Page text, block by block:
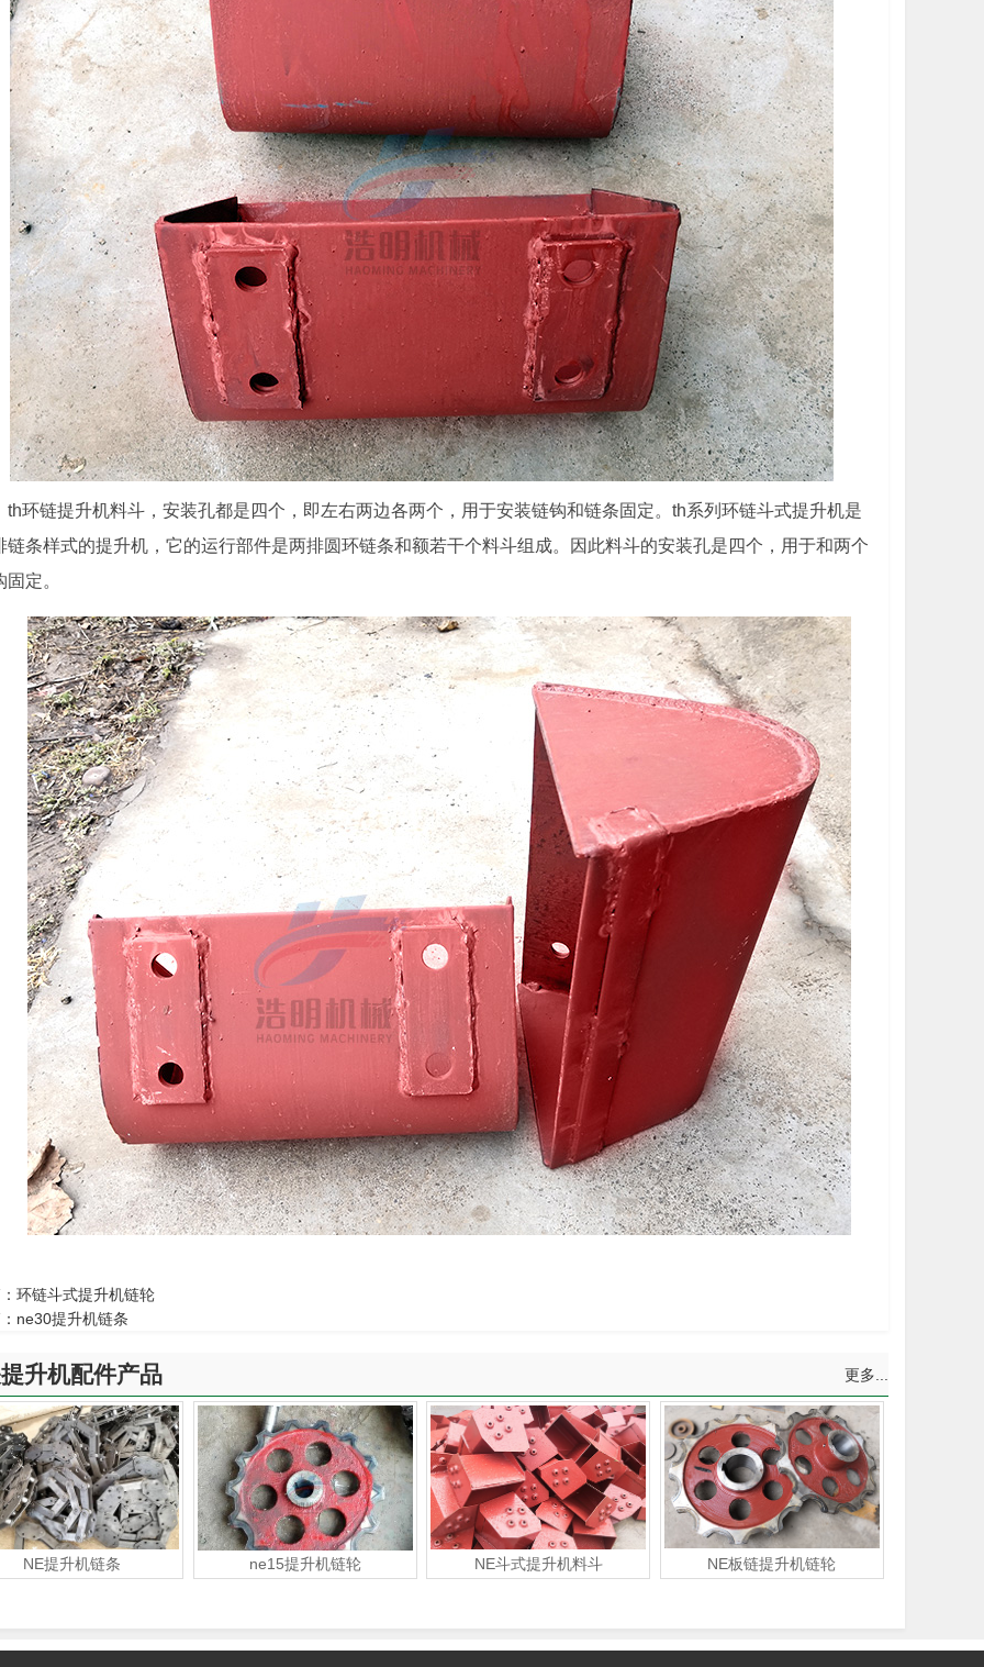
th环链提升机料斗，安装孔都是四个，即左右两边各两个，用于安装链钩和链条固定。th系列环链斗式提升机是
链条样式的提升机，它的运行部件是两排圆环链条和额若干个料斗组成。因此料斗的安装孔是四个，用于和两个
固定。
环链斗式提升机链轮
ne30提升机链条
升机配件产品 更多...
NE提升机链条 ne15提升机链轮 NE斗式提升机料斗 NE板链提升机链轮